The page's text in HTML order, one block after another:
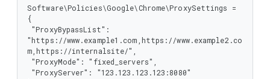
  },
  "ProxyServerMode": {
   "enum": [
    0,
    1,
    2,
    3
Software\Policies\Google\Chrome\ProxySettings =
{
"https://www.example1.com,https://www.example2.co
m,https://internalsite/",